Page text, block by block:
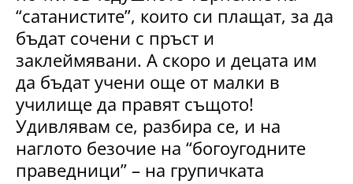
“сатанистите”, които си плащат, за да
бъдат сочени с пръст и
заклеймявани. А скоро и децата им
да бъдат учени още от малки в
училище да правят същото!
Удивлявам се, разбира се, и на
наглото безочие на “богоугодните
праведници” – на групичката